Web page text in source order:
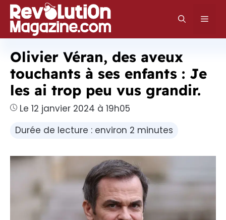
Aller
au
contenu
Olivier Véran, des aveux
touchants à ses enfants : Je
les ai trop peu vus grandir.
Le 12 janvier 2024 à 19h05
Durée de lecture : environ 2 minutes